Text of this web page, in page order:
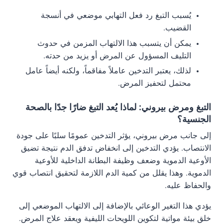
يُسبب التبغ رد فعل التهابي موضعي في أنسجة
القضيب.
يمكن أن يتسبب هذا الالتهاب المزمن في حدوث
التليف المسؤول عن المرض أو يزيد من حدته.
لذلك، يعتبر التدخين عاملاً مفاقماً، ولكنه أيضاً عامل
محتمل لتحفيز المرض.
التبغ ومرض بيروني: لماذا يُعد التبغ ضارًا جدًا بالصحة
الجنسية؟
إلى جانب مرض بيروني، يؤثر التدخين عمومًا سلبًا على جودة
الانتصاب. يؤدي التدخين إلى انخفاض تدفق الدم نتيجة تضيق
الأوعية الدموية وضعف وظيفة البطانة الداخلية للأوعية
الدموية. وهذا يقلل من كمية الدم اللازمة لتحقيق انتصاب قوي
والحفاظ عليه.
يؤدي هذا التغير الوعائي بالإضافة إلى الالتهاب الموضعي إلى
خلق بيئة مواتية لتكوين اللويحات الليفية ويعقد علاج المرض.